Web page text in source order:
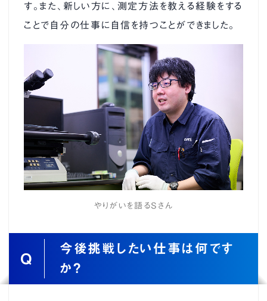
す。また、新しい方に、測定方法を教える経験をする
ことで自分の仕事に自信を持つことができました。
やりがいを語るSさん
Q
今後挑戦したい仕事は何です
か？